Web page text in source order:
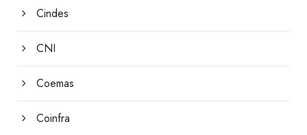
Cindes
CNI
Coemas
Coinfra